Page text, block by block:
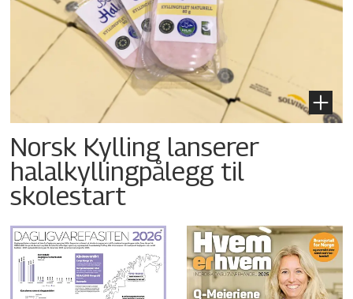
Norsk Kylling lanserer
halalkyllingpålegg til
skolestart